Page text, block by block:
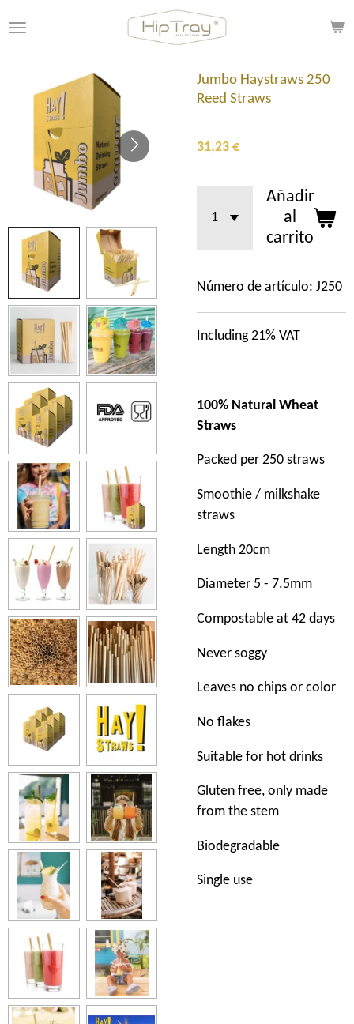
al
principal
Jumbo Haystraws 250
Reed Straws
31,23 €
Añadir
al
carrito
Número de artículo: J250
Including 21% VAT
100% Natural Wheat
Straws
Packed per 250 straws
Smoothie / milkshake
straws
Length 20cm
Diameter 5 - 7.5mm
Compostable at 42 days
Never soggy
Leaves no chips or color
No flakes
Suitable for hot drinks
Gluten free, only made
from the stem
Biodegradable
Single use